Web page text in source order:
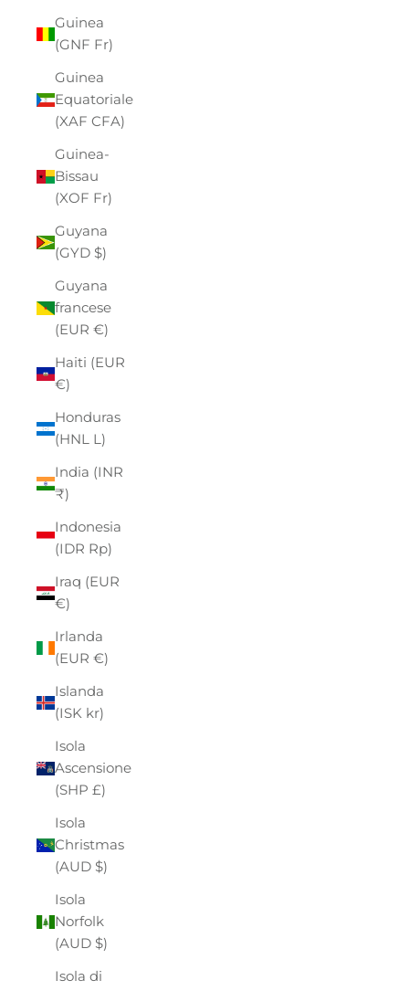
Guinea
(GNF Fr)
Guinea
Equatoriale
(XAF CFA)
Guinea-
Bissau
(XOF Fr)
Guyana
(GYD $)
Guyana
francese
(EUR €)
Haiti (EUR
€)
Honduras
(HNL L)
India (INR
₹)
Indonesia
(IDR Rp)
Iraq (EUR
€)
Irlanda
(EUR €)
Islanda
(ISK kr)
Isola
Ascensione
(SHP £)
Isola
Christmas
(AUD $)
Isola
Norfolk
(AUD $)
Isola di